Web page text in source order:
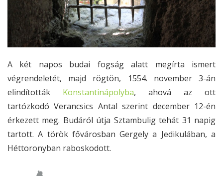
A két napos budai fogság alatt megírta ismert
végrendeletét, majd rögtön, 1554. november 3-án
elindították Konstantinápolyba, ahová az ott
tartózkodó Verancsics Antal szerint december 12-én
érkezett meg. Budáról útja Sztambulig tehát 31 napig
tartott. A török fővárosban Gergely a Jedikulában, a
Héttoronyban raboskodott.